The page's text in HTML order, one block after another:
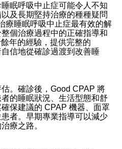
眠呼吸中止症可能令人不知
及長期堅持治療的種種疑問
療睡眠呼吸中止症最有效的解
個治療過程中的正確指導和
年的經驗，提供完整的
信地從確診過渡到改善睡
。確診後，Good CPAP 將
的睡眠狀況、生活型態和舒
保建議的 CPAP 機器、面罩
者。早期專業指導可以減少
療之路。